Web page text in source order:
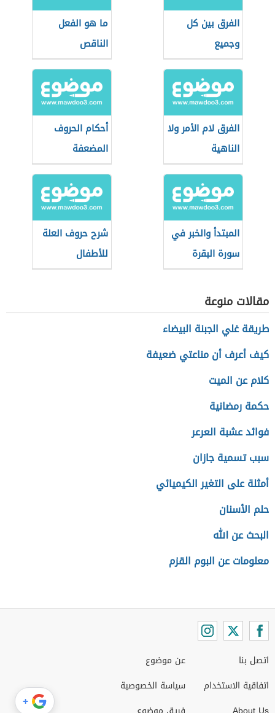
الفرق بين كل
وجميع
ما هو الفعل
الناقص
الفرق لام الأمر ولا
الناهية
أحكام الحروف
المضعفة
المبتدأ والخبر في
سورة البقرة
شرح حروف العلة
للأطفال
مقالات منوعة
طريقة غلي الجبنة البيضاء
كيف أعرف أن مناعتي ضعيفة
كلام عن الميت
حكمة رمضانية
فوائد عشبة العرعر
سبب تسمية جازان
أمثلة على التغير الكيميائي
حلم الأسنان
البحث عن الله
معلومات عن البوم القزم
اتصل بنا
اتفاقية الاستخدام
عن موضوع
سياسة الخصوصية
+